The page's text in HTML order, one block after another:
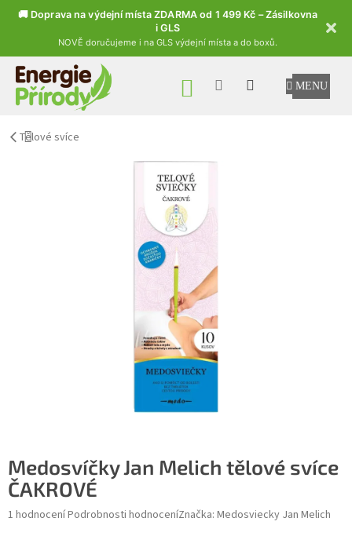
🚚 Doprava na výdejní místa ZDARMA od 1 499 Kč – Zásilkovna
i GLS
NOVĚ doručujeme i na GLS výdejní místa a do boxů.
Přejít na obsah
NÁKUPNÍ KOŠÍK
Tělové svíce
Medosvíčky Jan Melich tělové svíce
ČAKROVÉ
Průměrné hodnocení produktu je 5,0 z 5 hvězdiček.
1 hodnoceníPodrobnosti hodnoceníZnačka: Medosviecky Jan Melich